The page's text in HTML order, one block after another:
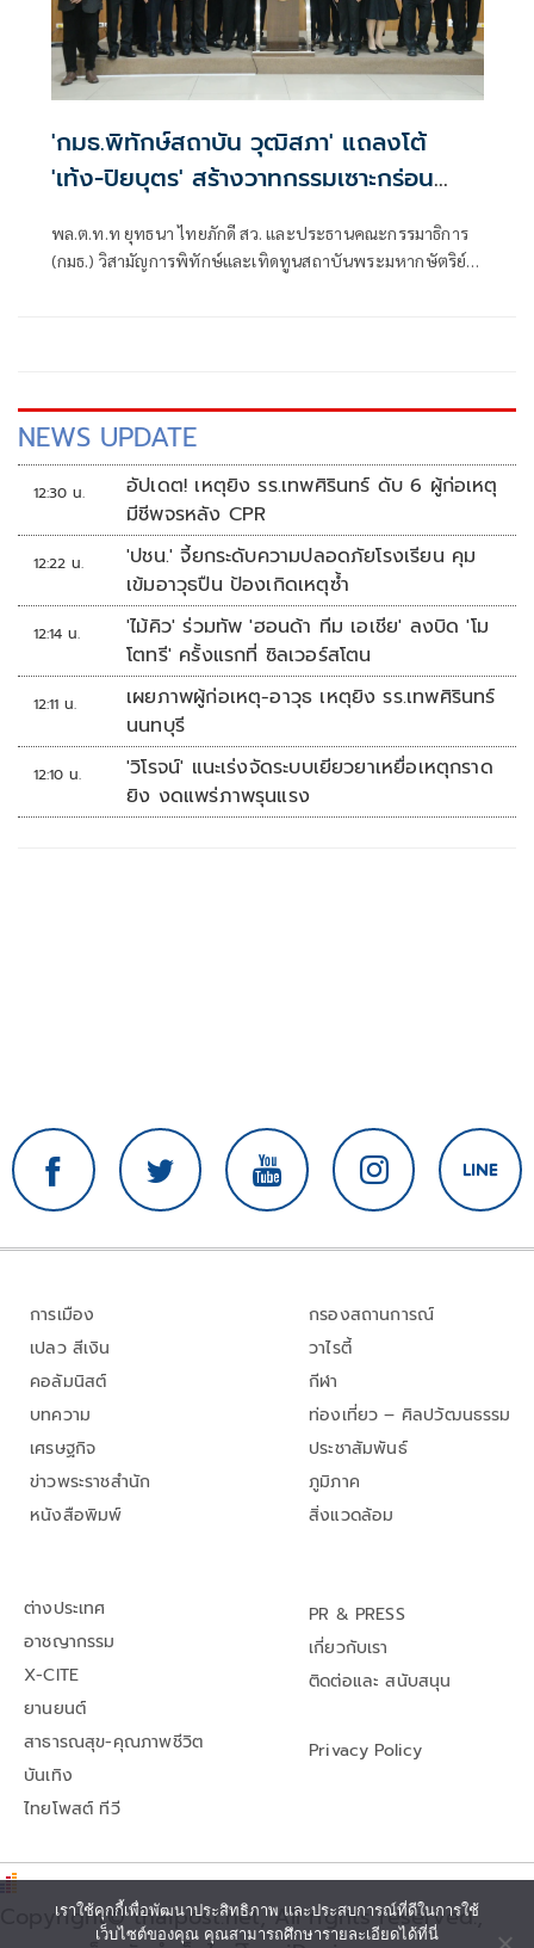
'กมธ.พิทักษ์สถาบัน วุฒิสภา' แถลงโต้
'เท้ง-ปิยบุตร' สร้างวาทกรรมเซาะกร่อน
พล.ต.ท.ท ยุทธนา ไทยภักดี สว. และประธานคณะกรรมาธิการ
(กมธ.) วิสามัญการพิทักษ์และเทิดทูนสถาบันพระมหากษัตริย์
NEWS UPDATE
12:30 น.
อัปเดต! เหตุยิง รร.เทพศิรินทร์ ดับ 6 ผู้ก่อเหตุ
มีชีพจรหลัง CPR
12:22 น.
'ปชน.' จี้ยกระดับความปลอดภัยโรงเรียน คุม
เข้มอาวุธปืน ป้องเกิดเหตุซ้ำ
12:14 น.
'ไม้คิว' ร่วมทัพ 'ฮอนด้า ทีม เอเชีย' ลงบิด 'โม
โตทรี' ครั้งแรกที่ ซิลเวอร์สโตน
12:11 น.
เผยภาพผู้ก่อเหตุ-อาวุธ เหตุยิง รร.เทพศิรินทร์
นนทบุรี
12:10 น.
'วิโรจน์' แนะเร่งจัดระบบเยียวยาเหยื่อเหตุกราด
ยิง งดแพร่ภาพรุนแรง
การเมือง
เปลว สีเงิน
คอลัมนิสต์
บทความ
เศรษฐกิจ
ข่าวพระราชสำนัก
หนังสือพิมพ์
กรองสถานการณ์
วาไรตี้
กีฬา
ท่องเที่ยว – ศิลปวัฒนธรรม
ประชาสัมพันธ์
ภูมิภาค
สิ่งแวดล้อม
ต่างประเทศ
อาชญากรรม
X-CITE
ยานยนต์
สาธารณสุข-คุณภาพชีวิต
บันเทิง
ไทยโพสต์ ทีวี
PR & PRESS
เกี่ยวกับเรา
ติดต่อและ สนับสนุน
Privacy Policy
Copyright© thaipost.net, All rights reserved.,
เราใช้คุกกี้เพื่อพัฒนาประสิทธิภาพ และประสบการณ์ที่ดีในการใช้
เว็บไซต์ของคุณ คุณสามารถศึกษารายละเอียดได้ที่นี่